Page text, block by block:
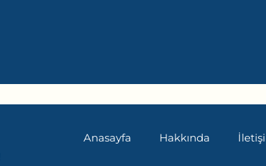
Anasayfa Hakkında